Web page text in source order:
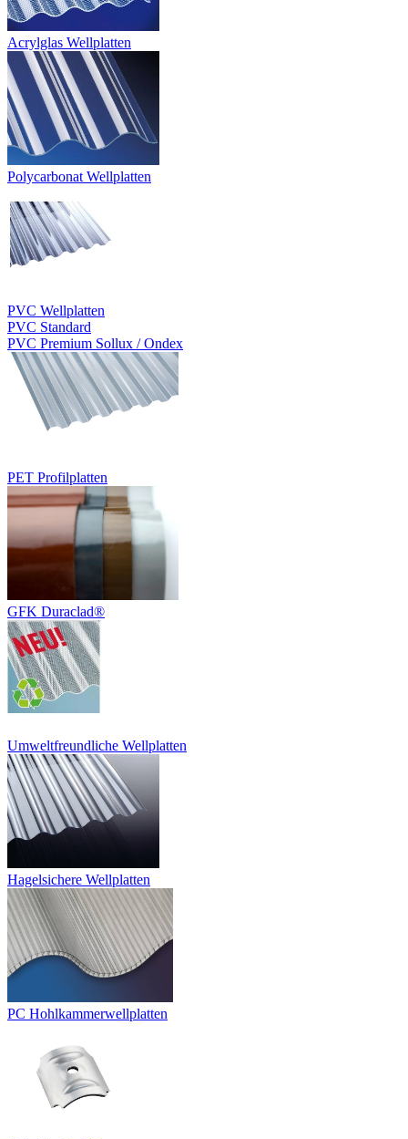
Acrylglas Wellplatten
Polycarbonat Wellplatten
PVC Wellplatten
PVC Standard
PVC Premium Sollux / Ondex
PET Profilplatten
GFK Duraclad®
Umweltfreundliche Wellplatten
Hagelsichere Wellplatten
PC Hohlkammerwellplatten